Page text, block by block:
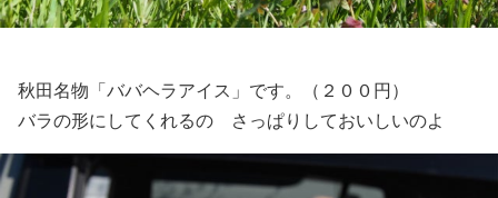
秋田名物「ババヘラアイス」です。（２００円）
バラの形にしてくれるの さっぱりしておいしいのよ